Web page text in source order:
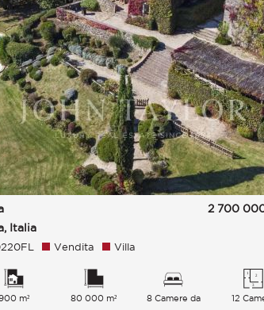
Italia
2 700
Vendita Villa
m² 80 000 m²
8 Camere da
12